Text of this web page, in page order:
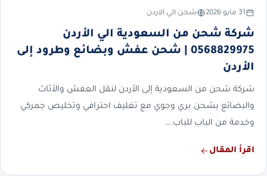
31 مايو 2026 شحن الي الاردن
شركة شحن من السعودية الي الأردن
0568829975 | شحن عفش وبضائع وطرود إلى
الأردن
شركة شحن من السعودية إلى الأردن لنقل العفش والأثاث
والبضائع بشحن بري وجوي مع تغليف احترافي وتخليص جمركي
وخدمة من الباب للباب.…
اقرأ المقال